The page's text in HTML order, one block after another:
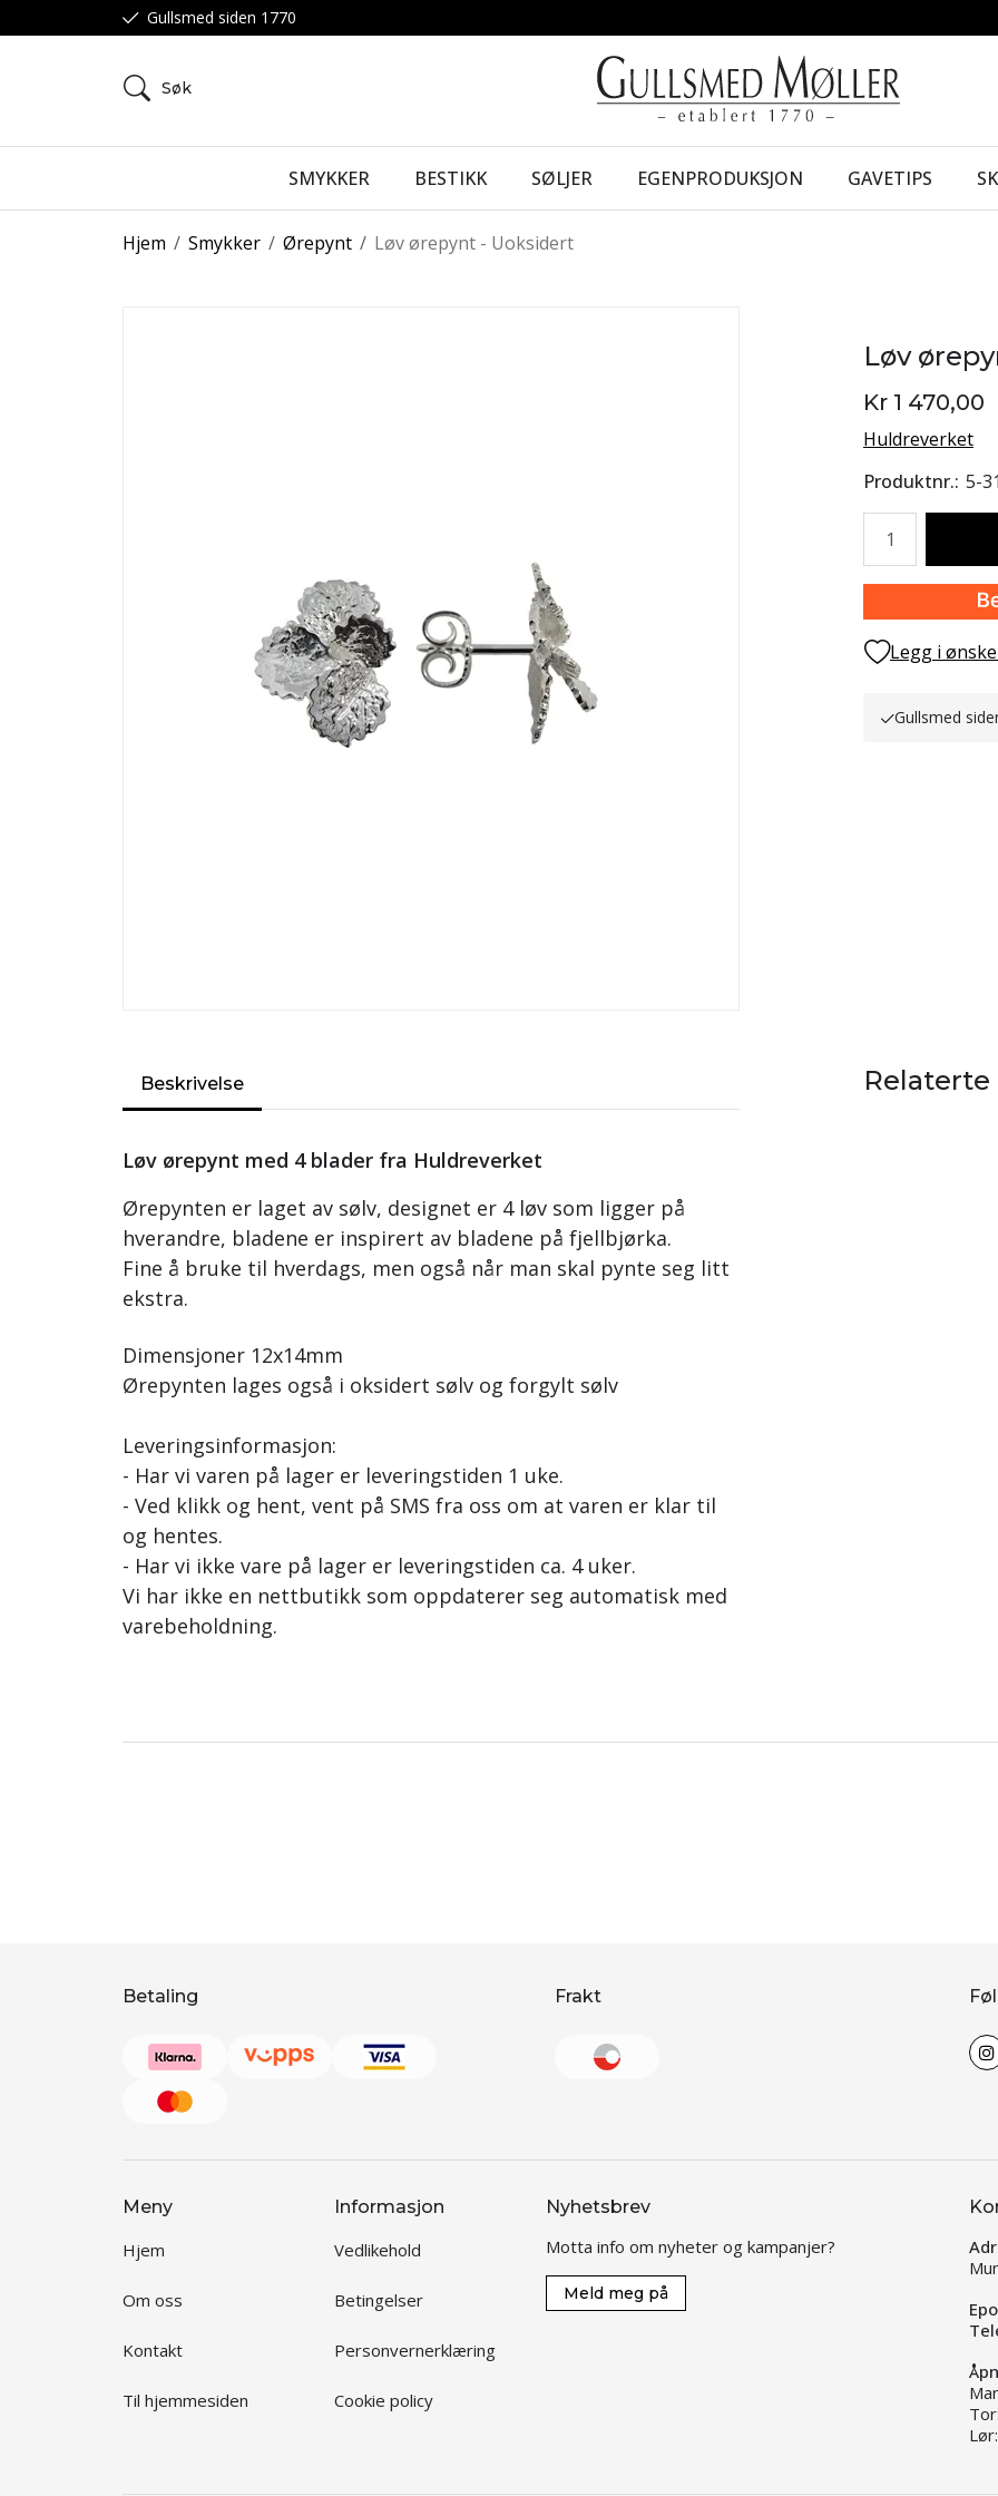
Gullsmed siden 1770
Søk
SMYKKER BESTIKK SØLJER EGENPRODUKSJON GAVETIPS
/
Hjem /
Smykker /
Ørepynt Løv ørepynt - Uoksidert
Løv
Kr 1 470,00
Huldreverket
Produktnr. 5-
Legg i
Gullsmed
Beskrivelse
Løv ørepynt med 4 blader fra Huldreverket
Ørepynten er laget av sølv, designet er 4 løv som ligger på
hverandre, bladene er inspirert av bladene på fjellbjørka.
Fine å bruke til hverdags, men også når man skal pynte seg litt
ekstra.
Dimensjoner 12x14mm
Ørepynten lages også i oksidert sølv og forgylt sølv
Leveringsinformasjon:
- Har vi varen på lager er leveringstiden 1 uke.
- Ved klikk og hent, vent på SMS fra oss om at varen er klar til
og hentes.
- Har vi ikke vare på lager er leveringstiden ca. 4 uker.
Vi har ikke en nettbutikk som oppdaterer seg automatisk med
varebeholdning.
Betaling Frakt
Meny
Hjem
Om oss
Kontakt
Til hjemmesiden
Informasjon
Vedlikehold
Betingelser
Personvernerklæring
Cookie policy
Nyhetsbrev
Motta info om nyheter og kampanjer?
Meld meg på